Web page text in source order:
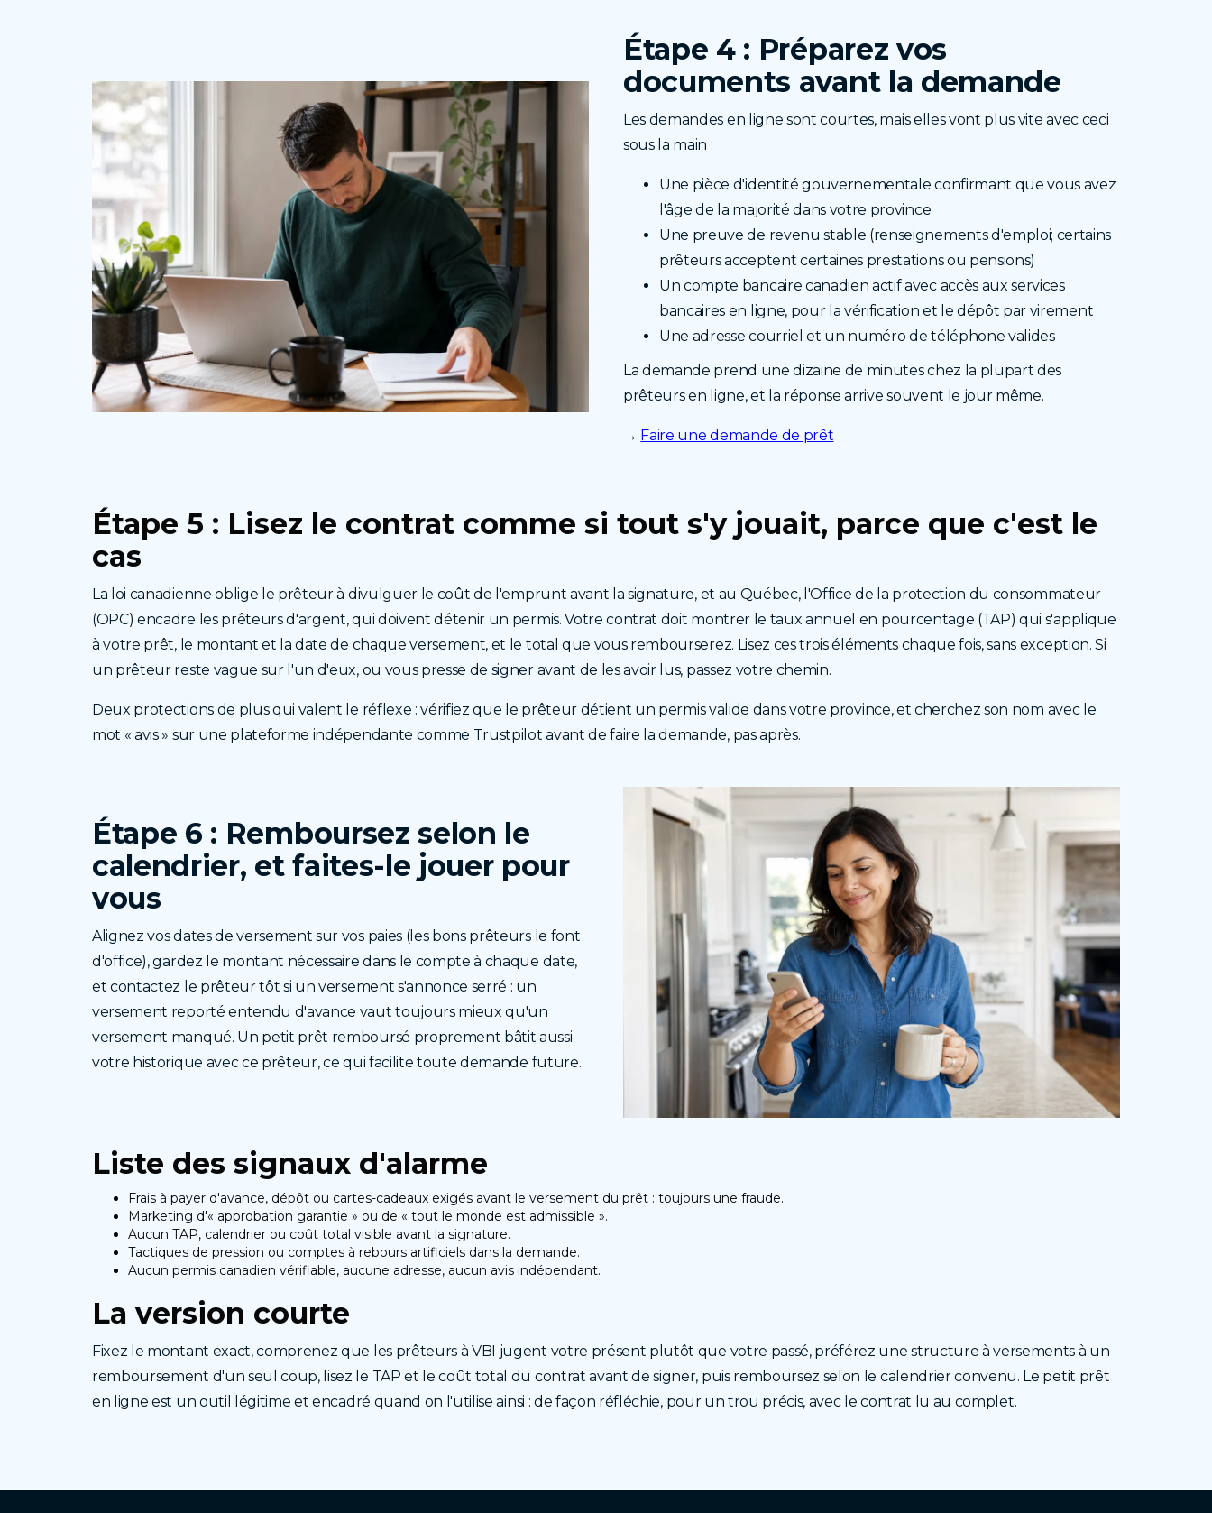
Étape 4 : Préparez vos
documents avant la demande
Les demandes en ligne sont courtes, mais elles vont plus vite avec ceci
sous la main :
Une pièce d'identité gouvernementale confirmant que vous avez
l'âge de la majorité dans votre province
Une preuve de revenu stable (renseignements d'emploi; certains
prêteurs acceptent certaines prestations ou pensions)
Un compte bancaire canadien actif avec accès aux services
bancaires en ligne, pour la vérification et le dépôt par virement
Une adresse courriel et un numéro de téléphone valides
La demande prend une dizaine de minutes chez la plupart des
prêteurs en ligne, et la réponse arrive souvent le jour même.
→ Faire une demande de prêt
Étape 5 : Lisez le contrat comme si tout s'y jouait, parce que c'est le
cas
La loi canadienne oblige le prêteur à divulguer le coût de l'emprunt avant la signature, et au Québec, l'Office de la protection du consommateur
(OPC) encadre les prêteurs d'argent, qui doivent détenir un permis. Votre contrat doit montrer le taux annuel en pourcentage (TAP) qui s'applique
à votre prêt, le montant et la date de chaque versement, et le total que vous rembourserez. Lisez ces trois éléments chaque fois, sans exception. Si
un prêteur reste vague sur l'un d'eux, ou vous presse de signer avant de les avoir lus, passez votre chemin.
Deux protections de plus qui valent le réflexe : vérifiez que le prêteur détient un permis valide dans votre province, et cherchez son nom avec le
mot « avis » sur une plateforme indépendante comme Trustpilot avant de faire la demande, pas après.
Étape 6 : Remboursez selon le
calendrier, et faites-le jouer pour
vous
Alignez vos dates de versement sur vos paies (les bons prêteurs le font
d'office), gardez le montant nécessaire dans le compte à chaque date,
et contactez le prêteur tôt si un versement s'annonce serré : un
versement reporté entendu d'avance vaut toujours mieux qu'un
versement manqué. Un petit prêt remboursé proprement bâtit aussi
votre historique avec ce prêteur, ce qui facilite toute demande future.
Liste des signaux d'alarme
Frais à payer d'avance, dépôt ou cartes-cadeaux exigés avant le versement du prêt : toujours une fraude.
Marketing d'« approbation garantie » ou de « tout le monde est admissible ».
Aucun TAP, calendrier ou coût total visible avant la signature.
Tactiques de pression ou comptes à rebours artificiels dans la demande.
Aucun permis canadien vérifiable, aucune adresse, aucun avis indépendant.
La version courte
Fixez le montant exact, comprenez que les prêteurs à VBI jugent votre présent plutôt que votre passé, préférez une structure à versements à un
remboursement d'un seul coup, lisez le TAP et le coût total du contrat avant de signer, puis remboursez selon le calendrier convenu. Le petit prêt
en ligne est un outil légitime et encadré quand on l'utilise ainsi : de façon réfléchie, pour un trou précis, avec le contrat lu au complet.